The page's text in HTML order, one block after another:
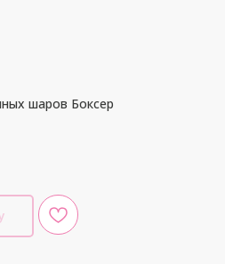
шаров Боксер